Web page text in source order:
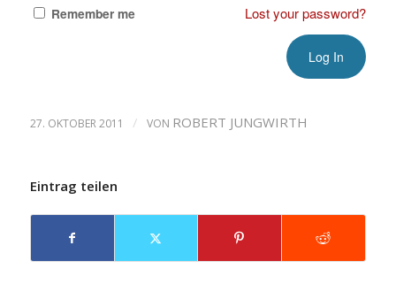
Remember me Lost your password?
27. OKTOBER 2011 / VON ROBERT JUNGWIRTH
Eintrag teilen